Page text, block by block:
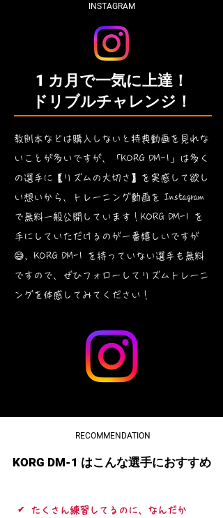
INSTAGRAM
1 カ月で一気に上達！
ドリブルチャレンジ！
教則本などは購入しないと特典動画を見れな
いことが多いですが、「KORG DM-1」は多く
の選手に【リズムの大切さ】を実感して欲し
い想いから、トレーニング動画を Instagram
で無料一般公開しています！KORG DM-1 を
手にしていただけるのが一番嬉しいですが
😅、KORG DM-1 を持っていない選手も無料
ですので、ぜひフォローしてリズムトレーニ
ングを体感してみてください！
RECOMMENDATION
KORG DM-1 はこんな選手におすすめ
✔︎たくさん練習してるのに、なんだか